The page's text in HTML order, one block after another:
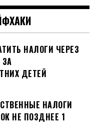
НАЛОГИ ЧЕРЕЗ
ДЕТЕЙ
НАЛОГИ
НЕ ПОЗДНЕЕ 1